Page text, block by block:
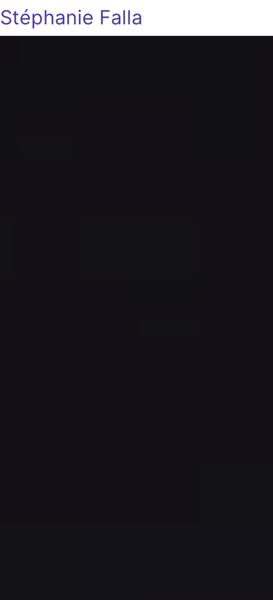
Stéphanie Falla